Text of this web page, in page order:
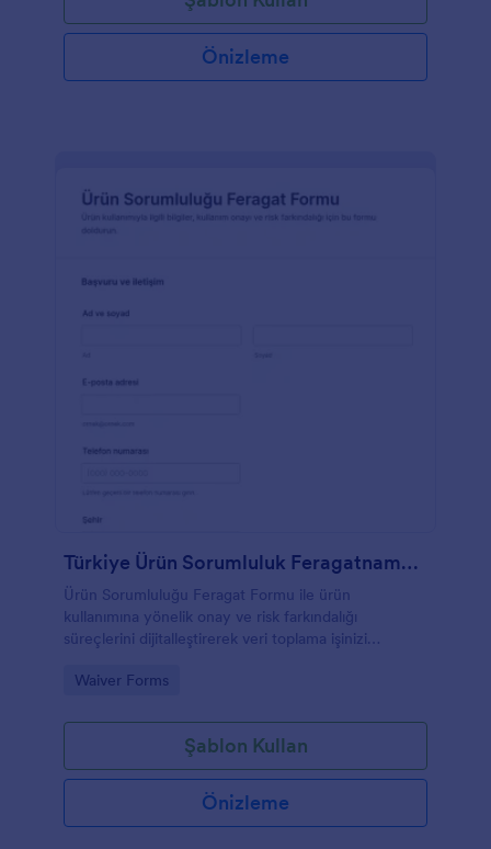
Önizleme
Türkiye Ürün Sorumluluk Feragatname Formu
Ürün Sorumluluğu Feragat Formu ile ürün
kullanımına yönelik onay ve risk farkındalığı
süreçlerini dijitalleştirerek veri toplama işinizi
düzenli biçimde yönetin.
Go to Category:
Waiver Forms
Şablon Kullan
Önizleme